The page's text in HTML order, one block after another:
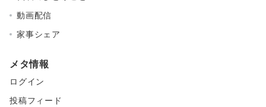
動画配信
家事シェア
メタ情報
ログイン
投稿フィード